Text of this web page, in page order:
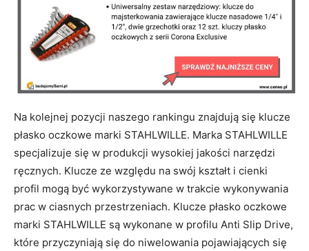
Na kolejnej pozycji naszego rankingu znajdują się klucze
płasko oczkowe marki STAHLWILLE. Marka STAHLWILLE
specjalizuje się w produkcji wysokiej jakości narzędzi
ręcznych. Klucze ze względu na swój kształt i cienki
profil mogą być wykorzystywane w trakcie wykonywania
prac w ciasnych przestrzeniach. Klucze płasko oczkowe
marki STAHLWILLE są wykonane w profilu Anti Slip Drive,
które przyczyniają się do niwelowania pojawiających się